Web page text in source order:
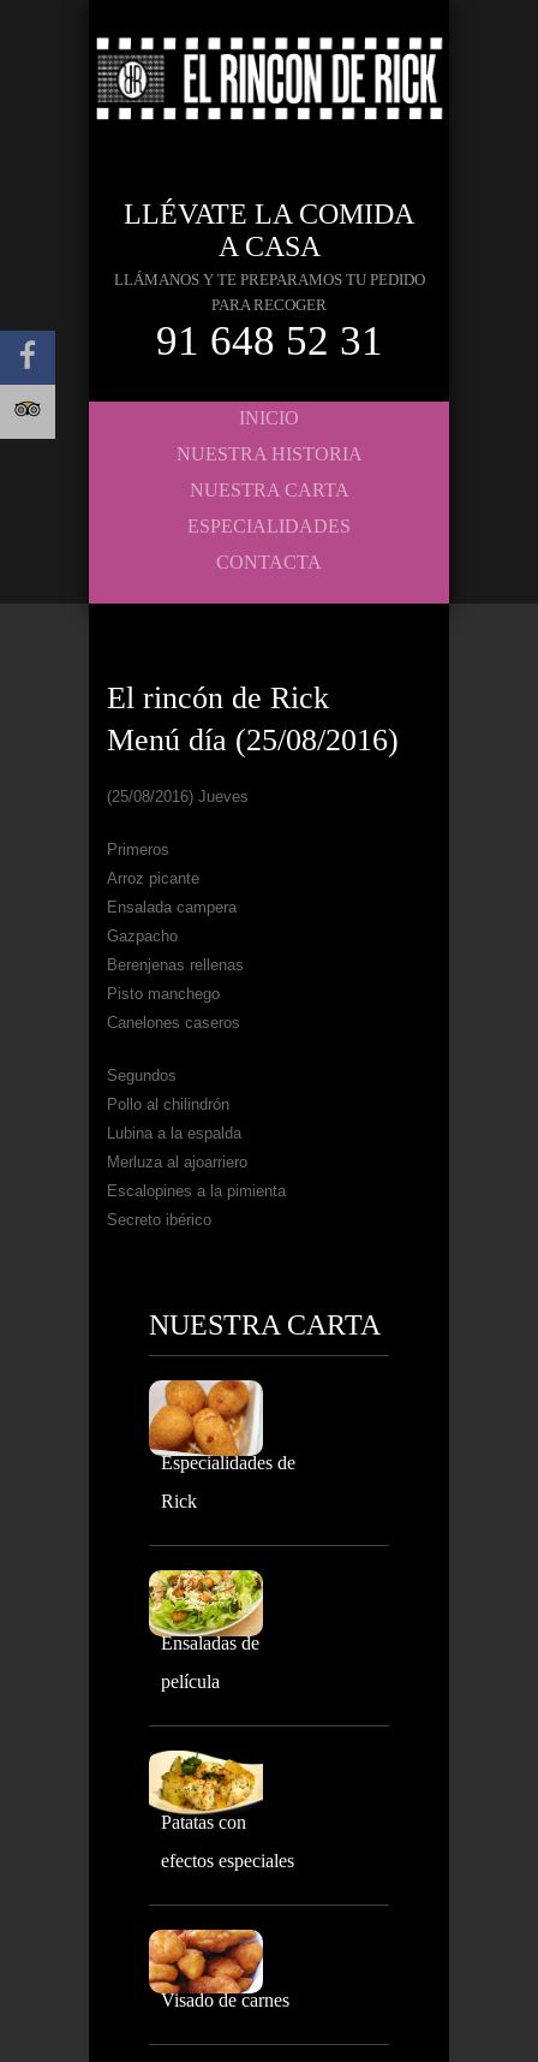
LLÉVATE LA COMIDA
A CASA
LLÁMANOS Y TE PREPARAMOS TU PEDIDO
PARA RECOGER
91 648 52 31
INICIO
NUESTRA HISTORIA
NUESTRA CARTA
ESPECIALIDADES
CONTACTA
El rincón de Rick
Menú día (25/08/2016)
(25/08/2016) Jueves
Primeros
Arroz picante
Ensalada campera
Gazpacho
Berenjenas rellenas
Pisto manchego
Canelones caseros
Segundos
Pollo al chilindrón
Lubina a la espalda
Merluza al ajoarriero
Escalopines a la pimienta
Secreto ibérico
NUESTRA CARTA
Especialidades de
Rick
Ensaladas de
película
Patatas con
efectos especiales
Visado de carnes